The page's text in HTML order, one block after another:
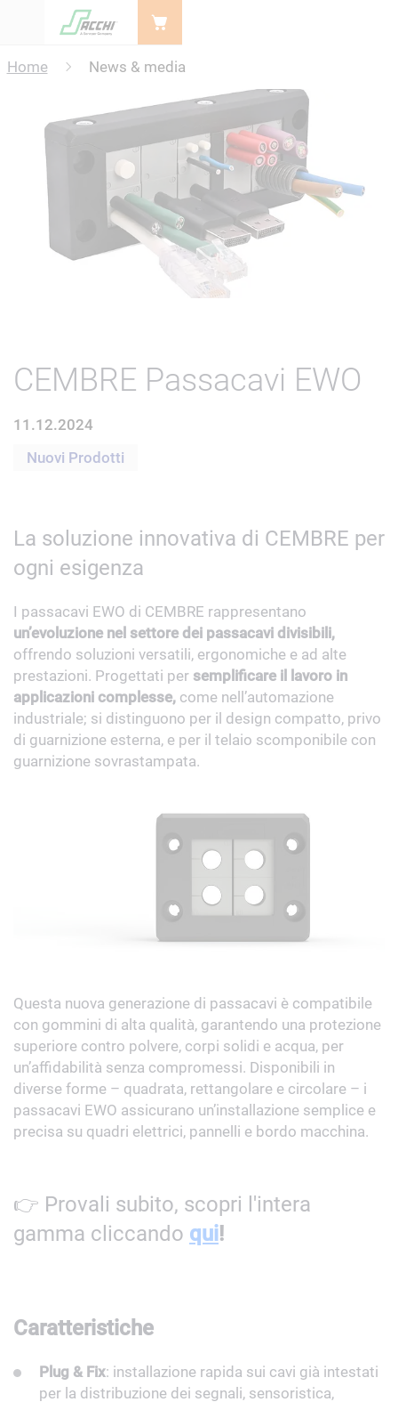
Home
News & media
CEMBRE Passacavi EWO
11.12.2024
Nuovi Prodotti
La soluzione innovativa di CEMBRE per
ogni esigenza
I passacavi EWO di CEMBRE rappresentano
un’evoluzione nel settore dei passacavi divisibili,
offrendo soluzioni versatili, ergonomiche e ad alte
prestazioni. Progettati per semplificare il lavoro in
applicazioni complesse, come nell’automazione
industriale; si distinguono per il design compatto, privo
di guarnizione esterna, e per il telaio scomponibile con
guarnizione sovrastampata.
Questa nuova generazione di passacavi è compatibile
con gommini di alta qualità, garantendo una protezione
superiore contro polvere, corpi solidi e acqua, per
un’affidabilità senza compromessi. Disponibili in
diverse forme – quadrata, rettangolare e circolare – i
passacavi EWO assicurano un’installazione semplice e
precisa su quadri elettrici, pannelli e bordo macchina.
👉 Provali subito, scopri l'intera
gamma cliccando qui!
Caratteristiche
Plug & Fix: installazione rapida sui cavi già intestati
per la distribuzione dei segnali, sensoristica,